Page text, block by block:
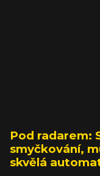
Pod radarem:
smyčkování,
skvělá